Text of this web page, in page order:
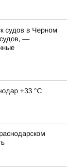
судов в Черном
—
+33 °С